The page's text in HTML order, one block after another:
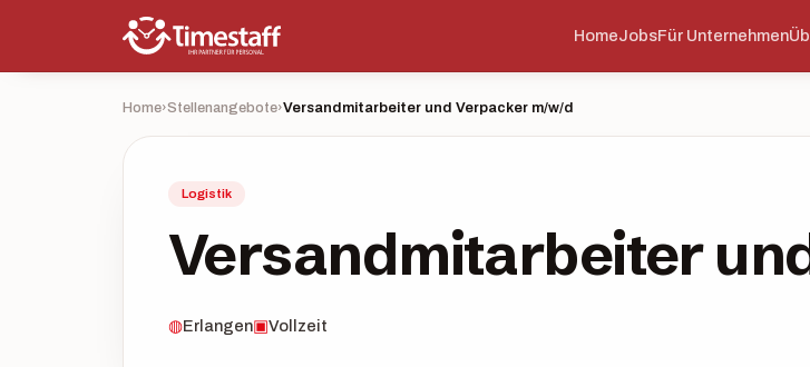
HomeJobsFür Unternehmen
Home›Stellenangebote›Versandmitarbeiter und Verpacker m/w/d
Logistik
Versandmitarbeiter
◍Erlangen▣Vollzeit